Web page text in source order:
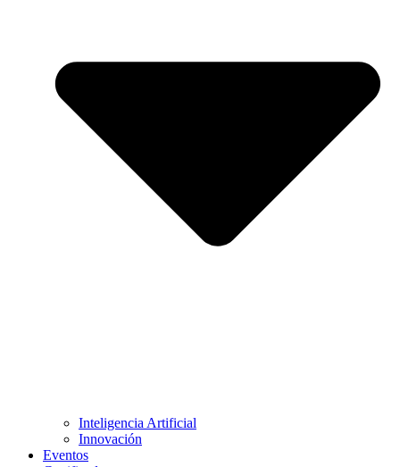
Inteligencia Artificial
Innovación
Eventos